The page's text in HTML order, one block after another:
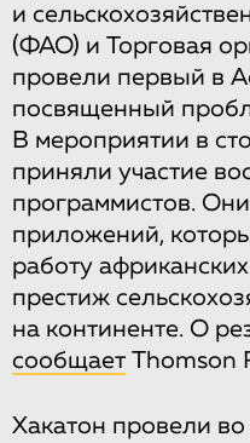
и
(ФАО) и Торговая
провели первый в
посвященный
В мероприятии в
приняли участие
программистов.
приложений,
работу
престиж
на континенте. О
сообщает Thomson
Хакатон провели